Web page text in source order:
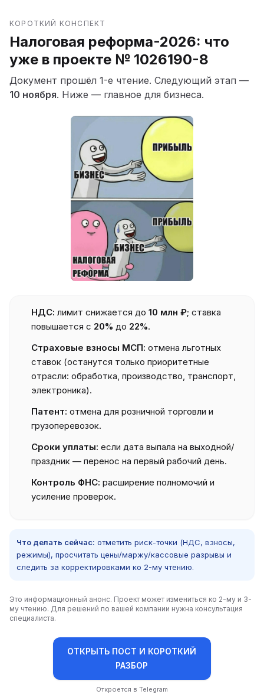
КОРОТКИЙ КОНСПЕКТ
Налоговая реформа-2026: что
уже в проекте № 1026190-8
Документ прошёл 1-е чтение. Следующий этап —
10 ноября. Ниже — главное для бизнеса.
НДС: лимит снижается до 10 млн ₽; ставка
повышается с 20% до 22%.
Страховые взносы МСП: отмена льготных
ставок (останутся только приоритетные
отрасли: обработка, производство, транспорт,
электроника).
Патент: отмена для розничной торговли и
грузоперевозок.
Сроки уплаты: если дата выпала на выходной/
праздник — перенос на первый рабочий день.
Контроль ФНС: расширение полномочий и
усиление проверок.
Что делать сейчас: отметить риск-точки (НДС, взносы,
режимы), просчитать цены/маржу/кассовые разрывы и
следить за корректировками ко 2-му чтению.
Это информационный анонс. Проект может измениться ко 2-му и 3-
му чтению. Для решений по вашей компании нужна консультация
специалиста.
ОТКРЫТЬ ПОСТ И КОРОТКИЙ
РАЗБОР
Откроется в Telegram